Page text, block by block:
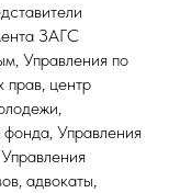
ЗАГС
Управления по
прав, центр
Управления
адвокаты,